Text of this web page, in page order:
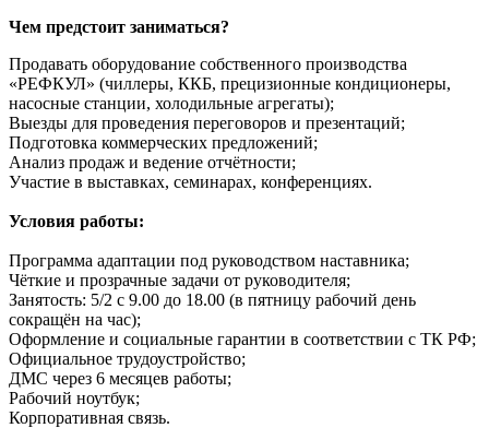
Чем предстоит заниматься?
Продавать оборудование собственного производства
«РЕФКУЛ» (чиллеры, ККБ, прецизионные кондиционеры,
насосные станции, холодильные агрегаты);
Выезды для проведения переговоров и презентаций;
Подготовка коммерческих предложений;
Анализ продаж и ведение отчётности;
Участие в выставках, семинарах, конференциях.
Условия работы:
Программа адаптации под руководством наставника;
Чёткие и прозрачные задачи от руководителя;
Занятость: 5/2 с 9.00 до 18.00 (в пятницу рабочий день
сокращён на час);
Оформление и социальные гарантии в соответствии с ТК РФ;
Официальное трудоустройство;
ДМС через 6 месяцев работы;
Рабочий ноутбук;
Корпоративная связь.